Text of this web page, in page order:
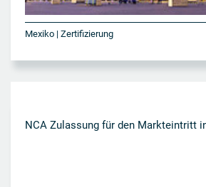
Mexiko | Zertifizierung
NCA Zulassung für den Markteintritt